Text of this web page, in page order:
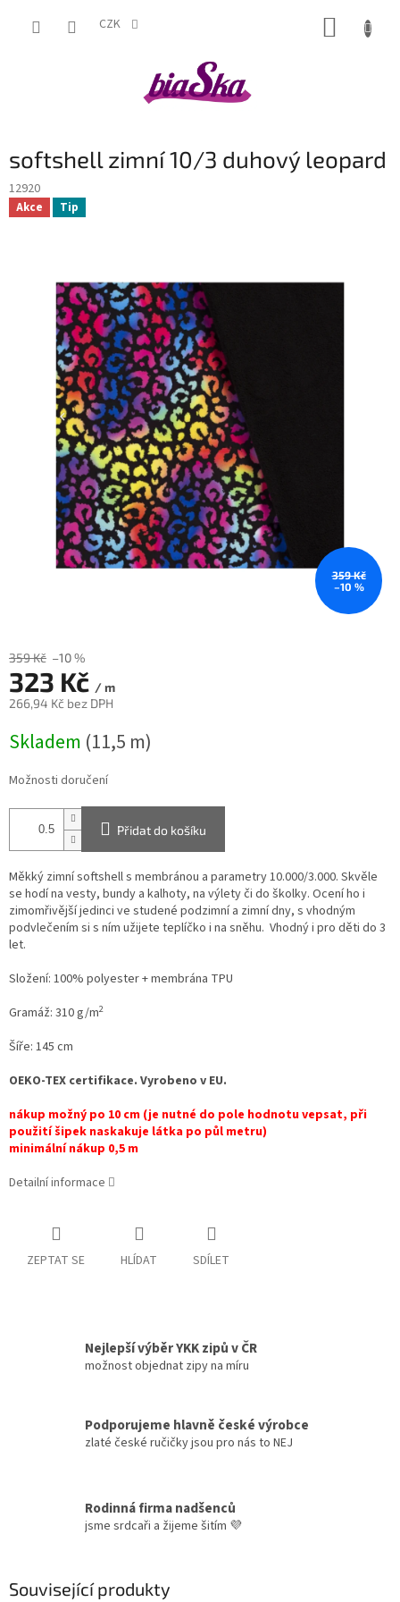
CZK
softshell zimní 10/3 duhový leopard
12920
Akce Tip
359 Kč
–10 %
359 Kč –10 %
323 Kč / m
266,94 Kč bez DPH
cena:
Skladem (11,5 m)
Možnosti doručení
Přidat do košíku
Měkký zimní softshell s membránou a parametry 10.000/3.000. Skvěle
se hodí na vesty, bundy a kalhoty, na výlety či do školky. Ocení ho i
zimomřivější jedinci ve studené podzimní a zimní dny, s vhodným
podvlečením si s ním užijete teplíčko i na sněhu. Vhodný i pro děti do 3
let.
Složení: 100% polyester + membrána TPU
Gramáž: 310 g/m2
Šíře: 145 cm
OEKO-TEX certifikace. Vyrobeno v EU.
nákup možný po 10 cm (je nutné do pole hodnotu vepsat, při
použití šipek naskakuje látka po půl metru)
minimální nákup 0,5 m
Detailní informace
ZEPTAT SE HLÍDAT SDÍLET
Nejlepší výběr YKK zipů v ČR
možnost objednat zipy na míru
Podporujeme hlavně české výrobce
zlaté české ručičky jsou pro nás to NEJ
Rodinná firma nadšenců
jsme srdcaři a žijeme šitím 💜
Související produkty